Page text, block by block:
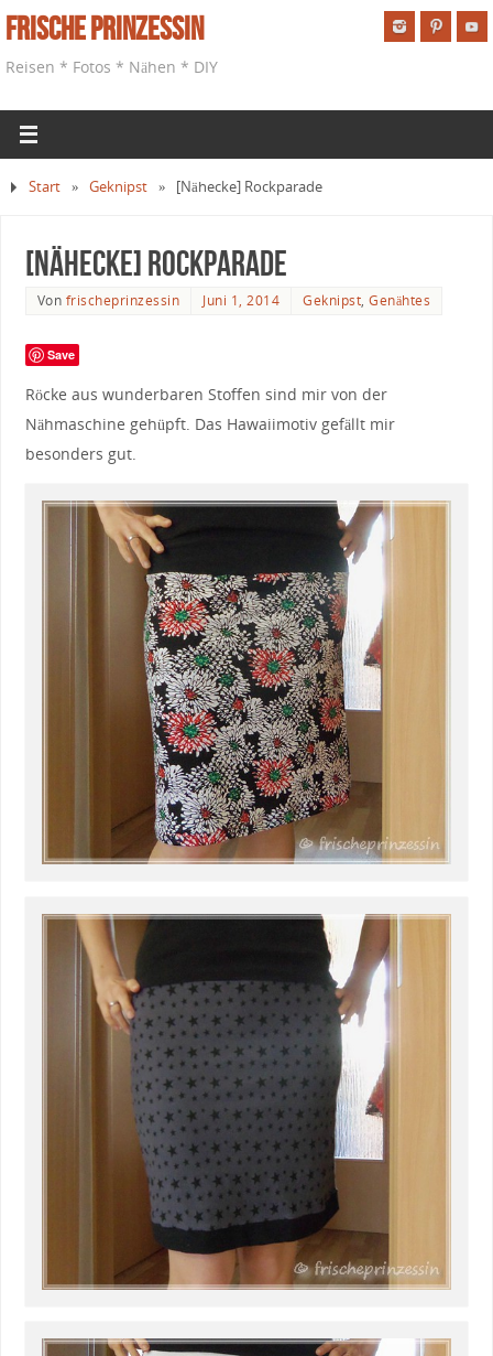
Frische Prinzessin
Reisen * Fotos * Nähen * DIY
Start » Geknipst » [Nähecke] Rockparade
[Nähecke] Rockparade
Von frischeprinzessin Juni 1, 2014 Geknipst,Genähtes
Save
Röcke aus wunderbaren Stoffen sind mir von der
Nähmaschine gehüpft. Das Hawaiimotiv gefällt mir
besonders gut.